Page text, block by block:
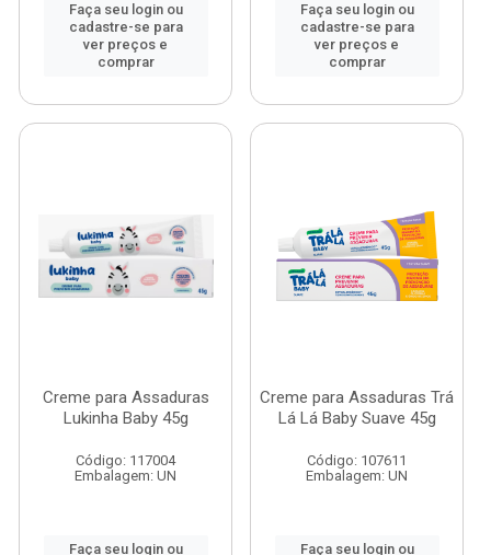
Faça seu login ou
cadastre-se para
ver preços e
comprar
Faça seu login ou
cadastre-se para
ver preços e
comprar
Creme para Assaduras
Lukinha Baby 45g
Código: 117004
Embalagem: UN
Faça seu login ou
Creme para Assaduras Trá
Lá Lá Baby Suave 45g
Código: 107611
Embalagem: UN
Faça seu login ou